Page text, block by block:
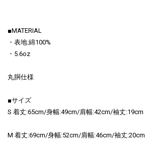
■MATERIAL
・表地:綿100%
・5.6oz
丸胴仕様
■サイズ
S 着丈:65cm/身幅:49cm/肩幅:42cm/袖丈:19cm
M 着丈:69cm/身幅:52cm/肩幅:46cm/袖丈:20cm